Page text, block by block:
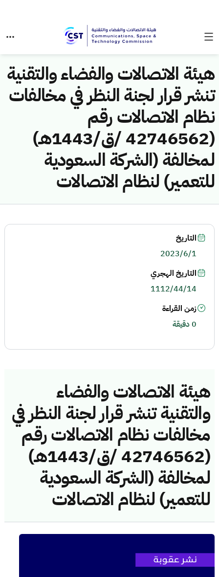
هيئة الاتصالات والفضاء والتقنية
تنشر قرار لجنة النظر في مخالفات
نظام الاتصالات رقم
(42746562 /ق/1443هـ)
لمخالفة (الشركة السعودية
للتعمير) لنظام الاتصالات
هيئة الاتصالات والفضاء
والتقنية تنشر قرار لجنة النظر في
مخالفات نظام الاتصالات رقم
(42746562 /ق/1443هـ)
لمخالفة (الشركة السعودية
للتعمير) لنظام الاتصالات
التاريخ
2023/6/1
التاريخ الهجري
1112/44/14
زمن القراءة
0 دقيقة